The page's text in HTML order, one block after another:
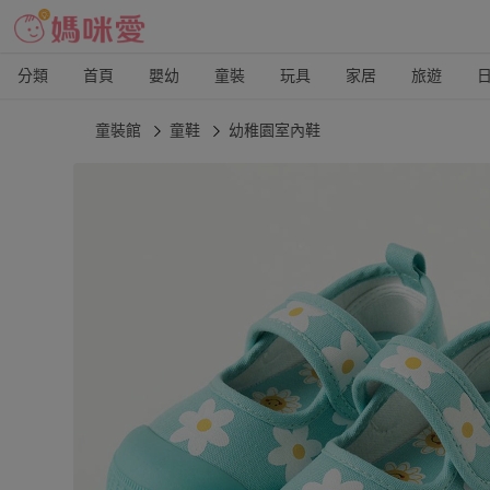
分類 首頁 嬰幼 童裝 玩具 家居 旅遊
童裝館 童鞋 幼稚園室內鞋